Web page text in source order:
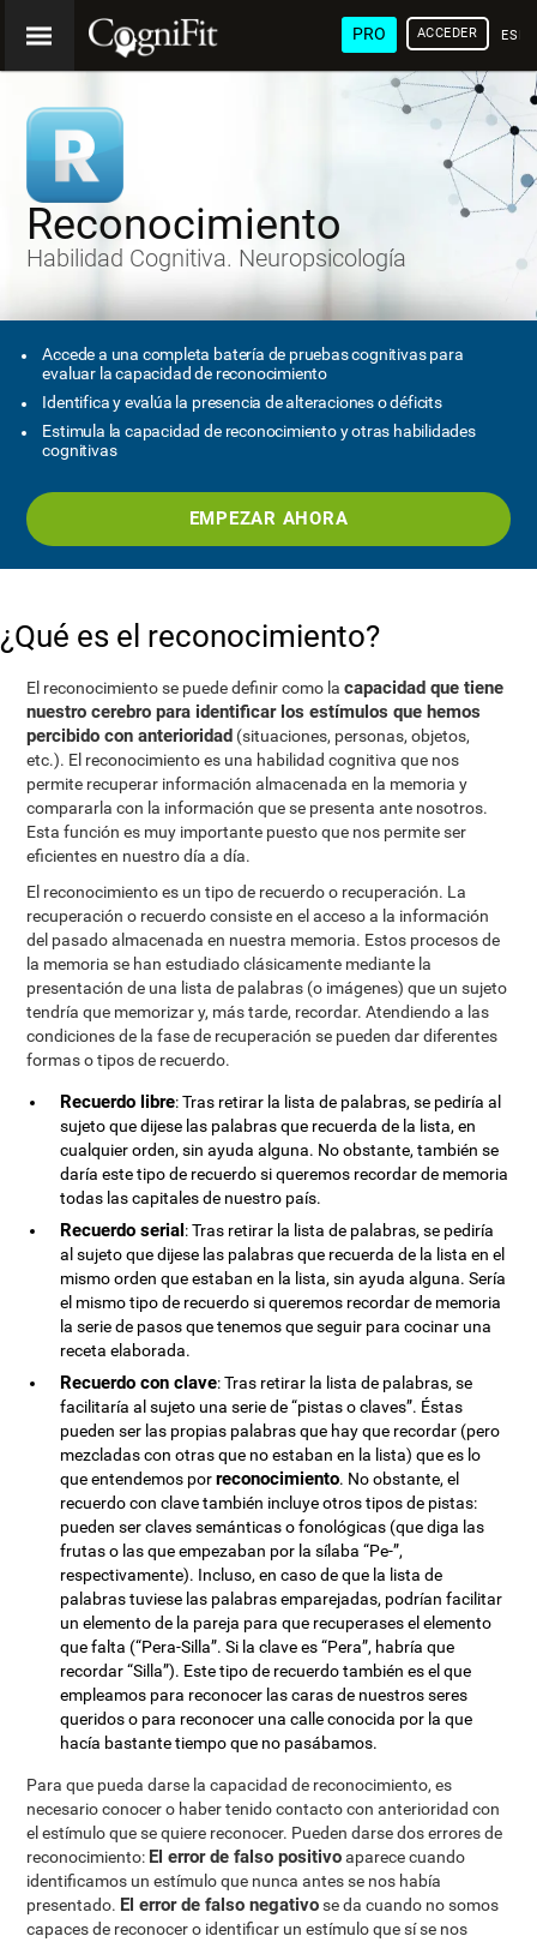
PRO ACCEDER
Reconocimiento
Habilidad Cognitiva. Neuropsicología
Accede a una completa batería de pruebas cognitivas para
evaluar la capacidad de reconocimiento
Identifica y evalúa la presencia de alteraciones o déficits
Estimula la capacidad de reconocimiento y otras habilidades
cognitivas
EMPEZAR AHORA
¿Qué es el reconocimiento?
El reconocimiento se puede definir como lacapacidad que tiene
nuestro cerebro para identificar los estímulos que hemos
percibido con anterioridad (situaciones, personas, objetos,
etc.). El reconocimiento es una habilidad cognitiva que nos
permite recuperar información almacenada en la memoria y
compararla con la información que se presenta ante nosotros.
Esta función es muy importante puesto que nos permite ser
eficientes en nuestro día a día.
El reconocimiento es un tipo de recuerdo o recuperación. La
recuperación o recuerdo consiste en el acceso a la información
del pasado almacenada en nuestra memoria. Estos procesos de
la memoria se han estudiado clásicamente mediante la
presentación de una lista de palabras (o imágenes) que un sujeto
tendría que memorizar y, más tarde, recordar. Atendiendo a las
condiciones de la fase de recuperación se pueden dar diferentes
formas o tipos de recuerdo.
Recuerdo libre: Tras retirar la lista de palabras, se pediría al
sujeto que dijese las palabras que recuerda de la lista, en
cualquier orden, sin ayuda alguna. No obstante, también se
daría este tipo de recuerdo si queremos recordar de memoria
todas las capitales de nuestro país.
Recuerdo serial: Tras retirar la lista de palabras, se pediría
al sujeto que dijese las palabras que recuerda de la lista en el
mismo orden que estaban en la lista, sin ayuda alguna. Sería
el mismo tipo de recuerdo si queremos recordar de memoria
la serie de pasos que tenemos que seguir para cocinar una
receta elaborada.
Recuerdo con clave: Tras retirar la lista de palabras, se
facilitaría al sujeto una serie de “pistas o claves”. Éstas
pueden ser las propias palabras que hay que recordar (pero
mezcladas con otras que no estaban en la lista) que es lo
que entendemos porreconocimiento. No obstante, el
recuerdo con clave también incluye otros tipos de pistas:
pueden ser claves semánticas o fonológicas (que diga las
frutas o las que empezaban por la sílaba “Pe-”,
respectivamente). Incluso, en caso de que la lista de
palabras tuviese las palabras emparejadas, podrían facilitar
un elemento de la pareja para que recuperases el elemento
que falta (“Pera-Silla”. Si la clave es “Pera”, habría que
recordar “Silla”). Este tipo de recuerdo también es el que
empleamos para reconocer las caras de nuestros seres
queridos o para reconocer una calle conocida por la que
hacía bastante tiempo que no pasábamos.
Para que pueda darse la capacidad de reconocimiento, es
necesario conocer o haber tenido contacto con anterioridad con
el estímulo que se quiere reconocer. Pueden darse dos errores de
reconocimiento: El error de falso positivoaparece cuando
identificamos un estímulo que nunca antes se nos había
presentado. El error de falso negativose da cuando no somos
capaces de reconocer o identificar un estímulo que sí se nos